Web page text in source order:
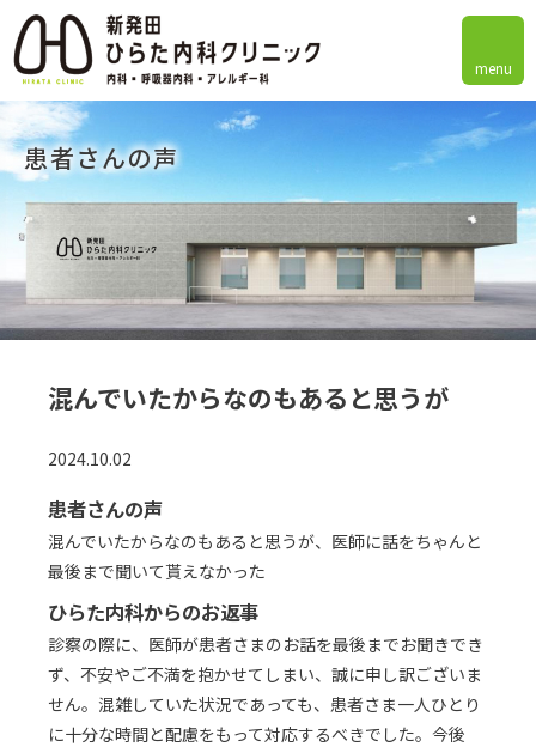
患者さんの声
混んでいたからなのもあると思うが
2024.10.02
患者さんの声
混んでいたからなのもあると思うが、医師に話をちゃんと
最後まで聞いて貰えなかった
ひらた内科からのお返事
診察の際に、医師が患者さまのお話を最後までお聞きでき
ず、不安やご不満を抱かせてしまい、誠に申し訳ございま
せん。混雑していた状況であっても、患者さま一人ひとり
に十分な時間と配慮をもって対応するべきでした。今後
menu